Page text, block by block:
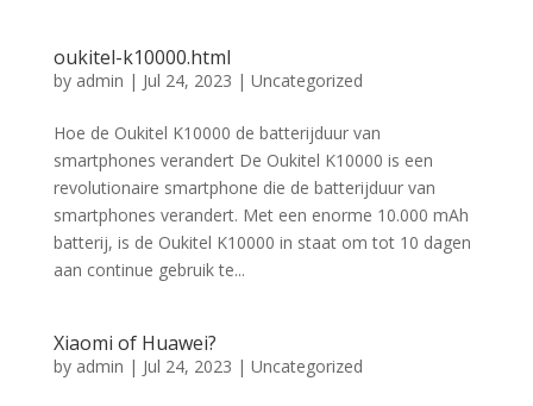
oukitel-k10000.html
by admin | Jul 24, 2023 | Uncategorized
Hoe de Oukitel K10000 de batterijduur van
smartphones verandert De Oukitel K10000 is een
revolutionaire smartphone die de batterijduur van
smartphones verandert. Met een enorme 10.000 mAh
batterij, is de Oukitel K10000 in staat om tot 10 dagen
aan continue gebruik te...
Xiaomi of Huawei?
by admin | Jul 24, 2023 | Uncategorized